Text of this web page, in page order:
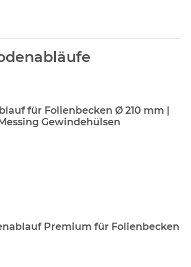
für Folienbecken Ø 210 mm |
Gewindehülsen
Premium für Folienbecken